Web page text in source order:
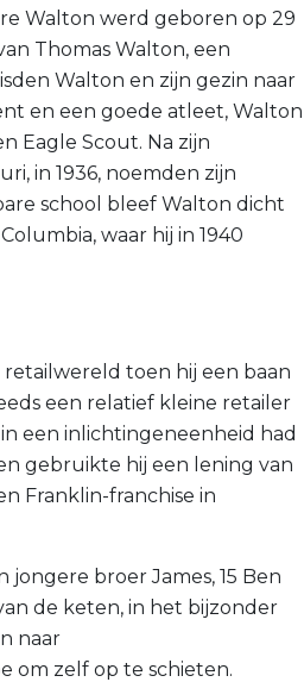
Walton werd geboren op 29
Thomas Walton, een
Walton en zijn gezin naar
en een goede atleet, Walton
Eagle Scout. Na zijn
in 1936, noemden zijn
school bleef Walton dicht
waar hij in 1940
toen hij een baan
een relatief kleine retailer
een inlichtingeneenheid had
gebruikte hij een lening van
Franklin-franchise in
broer James, 15 Ben
de keten, in het bijzonder
naar
om zelf op te schieten.